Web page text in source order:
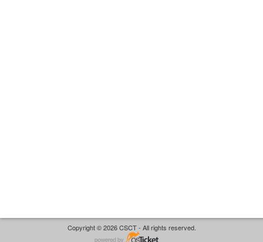
Copyright © 2026 CSCT - All rights reserved.